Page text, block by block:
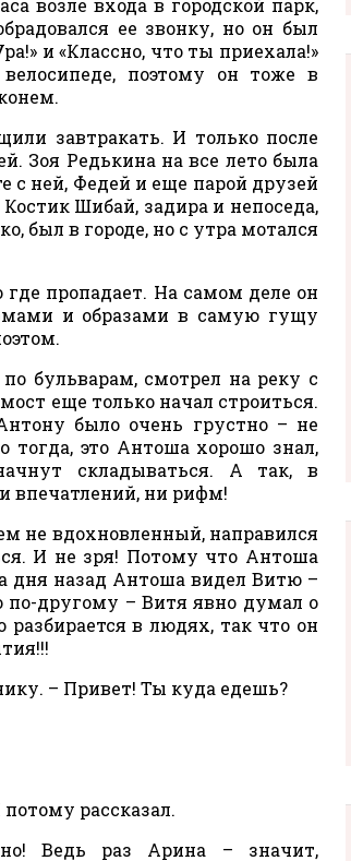
возле входа в городской парк,
ее звонку, но он был
и «Классно, что ты приехала!»
поэтому он тоже в
завтракать. И только после
Зоя Редькина на все лето была
с ней, Федей и еще парой друзей
Шибай, задира и непоседа,
был в городе, но с утра мотался
где пропадает. На самом деле он
и образами в самую гущу
бульварам, смотрел на реку с
еще только начал строиться.
было очень грустно – не
тогда, это Антоша хорошо знал,
складываться. А так, в
впечатлений, ни рифм!
не вдохновленный, направился
И не зря! Потому что Антоша
дня назад Антоша видел Витю –
по-другому – Витя явно думал о
в людях, так что он
– Привет! Ты куда едешь?
рассказал.
Ведь раз Арина – значит,